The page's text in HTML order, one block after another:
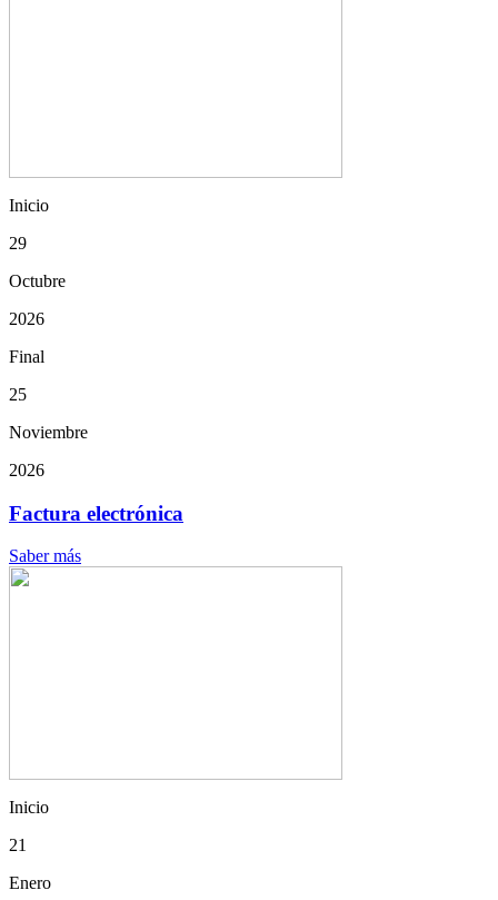
Inicio
29
Octubre
2026
Final
25
Noviembre
2026
Factura electrónica
Saber más
Inicio
21
Enero